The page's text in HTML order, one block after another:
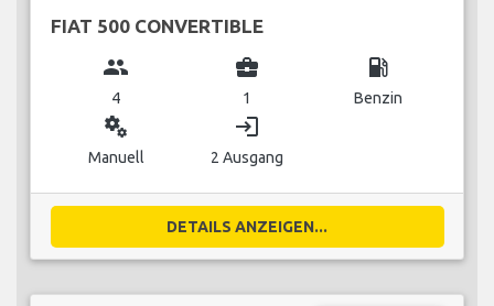
FIAT 500 CONVERTIBLE
group
4
business_center
1
local_gas_station
Benzin
miscellaneous_services
Manuell
login
2 Ausgang
DETAILS ANZEIGEN...